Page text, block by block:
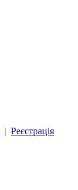
| Реєстрація